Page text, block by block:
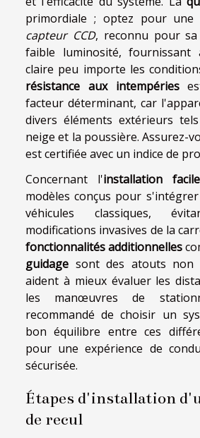
primordiale ; optez pour une
capteur CCD, reconnu pour
faible luminosité, fournissant
claire peu importe les
résistance aux intempéries
facteur déterminant, car
divers éléments extérieurs
neige et la poussière. Assurez-
est certifiée avec un indice de
Concernant l'installation facile
modèles conçus pour
véhicules classiques,
modifications invasives de la
fonctionnalités additionnelles
guidage sont des atouts non
aident à mieux évaluer les
les manœuvres de
recommandé de choisir un
bon équilibre entre ces
pour une expérience de
sécurisée.
Étapes d'installation
de recul